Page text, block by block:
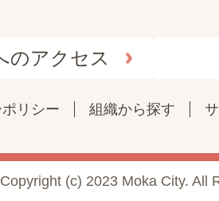
のアクセス
リシー 組織から探す
Copyright (c) 2023 Moka City. All